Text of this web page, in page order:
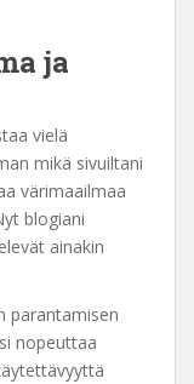
ja
vielä
mikä sivuiltani
värimaailmaa
blogiani
ainakin
parantamisen
nopeuttaa